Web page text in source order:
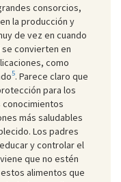
consorcios,
la producción y
de vez en cuando
convierten en
como
5. Parece claro que
para los
conocimientos
más saludables
Los padres
y controlar el
que no estén
alimentos que